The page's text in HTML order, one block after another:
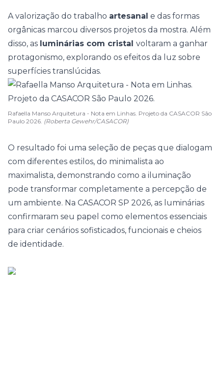
A valorização do trabalho artesanal e das formas
orgânicas marcou diversos projetos da mostra. Além
disso, as luminárias com cristal voltaram a ganhar
protagonismo, explorando os efeitos da luz sobre
superfícies translúcidas.
Rafaella Manso Arquitetura - Nota em Linhas. Projeto da CASACOR São
Paulo 2026. (Roberta Gewehr/CASACOR)
O resultado foi uma seleção de peças que dialogam
com diferentes estilos, do minimalista ao
maximalista, demonstrando como a iluminação
pode transformar completamente a percepção de
um ambiente. Na CASACOR SP 2026, as luminárias
confirmaram seu papel como elementos essenciais
para criar cenários sofisticados, funcionais e cheios
de identidade.